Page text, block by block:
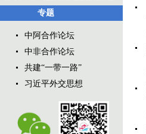
可持护照免签入境摩洛哥。但免签
不代表不需要相关入境材料，请您
单、适量外币现金、旅行社订单
（如有）等，以便边检人员查验，
专题
中阿合作论坛
中非合作论坛
共建“一带一路”
习近平外交思想